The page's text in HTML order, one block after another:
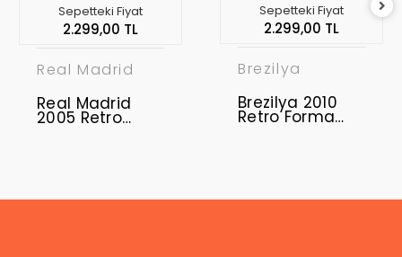
Sepetteki Fiyat
2.299,00 TL
Real Madrid
Real Madrid
2005 Retro
Sepetteki Fiyat
2.299,00 TL
Brezilya
Brezilya 2010
Retro Forma